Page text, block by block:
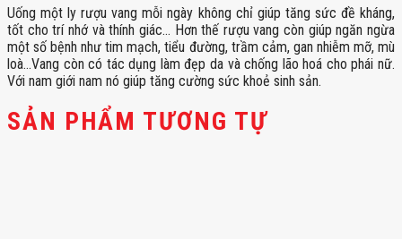
Uống một ly rượu vang mỗi ngày không chỉ giúp tăng sức đề kháng,
tốt cho trí nhớ và thính giác… Hơn thế rượu vang còn giúp ngăn ngừa
một số bệnh như tim mạch, tiểu đường, trầm cảm, gan nhiễm mỡ, mù
loà…Vang còn có tác dụng làm đẹp da và chống lão hoá cho phái nữ.
Với nam giới nam nó giúp tăng cường sức khoẻ sinh sản.
SẢN PHẨM TƯƠNG TỰ